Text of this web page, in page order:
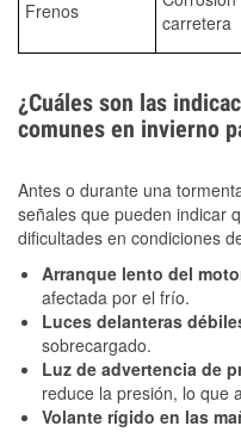
Frenos
carretera
¿Cuáles son las
comunes en invierno
Antes o durante una
señales que pueden indicar
dificultades en condiciones
Arranque lento del
afectada por el frío.
Luces delanteras
sobrecargado.
Luz de advertencia de
reduce la presión, lo que
Volante rígido en las